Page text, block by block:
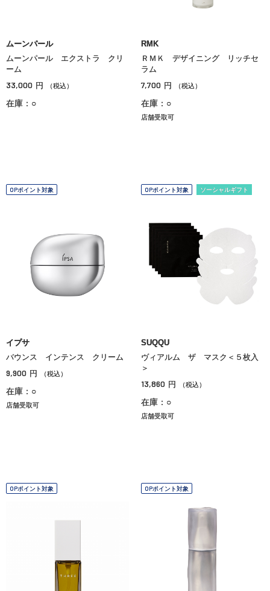
ムーンパール
ムーンパール エクストラ クリ
ーム
33,000 円 （税込）
在庫：○
RMK
ＲＭＫ デザイニング リッチセ
ラム
7,700 円 （税込）
在庫：○
店舗受取可
OPポイント対象
イプサ
バウンス インテンス クリーム
9,900 円 （税込）
在庫：○
店舗受取可
OPポイント対象 ソーシャルギフト
SUQQU
ヴィアルム ザ マスク＜５枚入
＞
13,860 円 （税込）
在庫：○
店舗受取可
OPポイント対象 OPポイント対象